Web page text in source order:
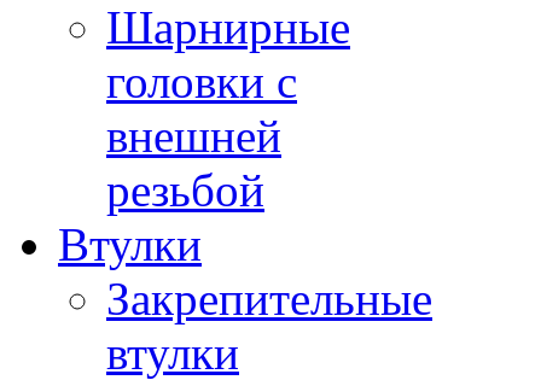
Шарнирные
головки с
внешней
резьбой
Втулки
Закрепительные
втулки